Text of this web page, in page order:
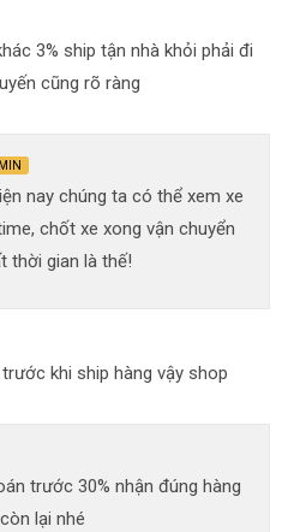
3% ship tận nhà khỏi phải đi
cũng rõ ràng
nay chúng ta có thể xem xe
chốt xe xong vận chuyển
thời gian là thế!
khi ship hàng vậy shop
trước 30% nhận đúng hàng
lại nhé